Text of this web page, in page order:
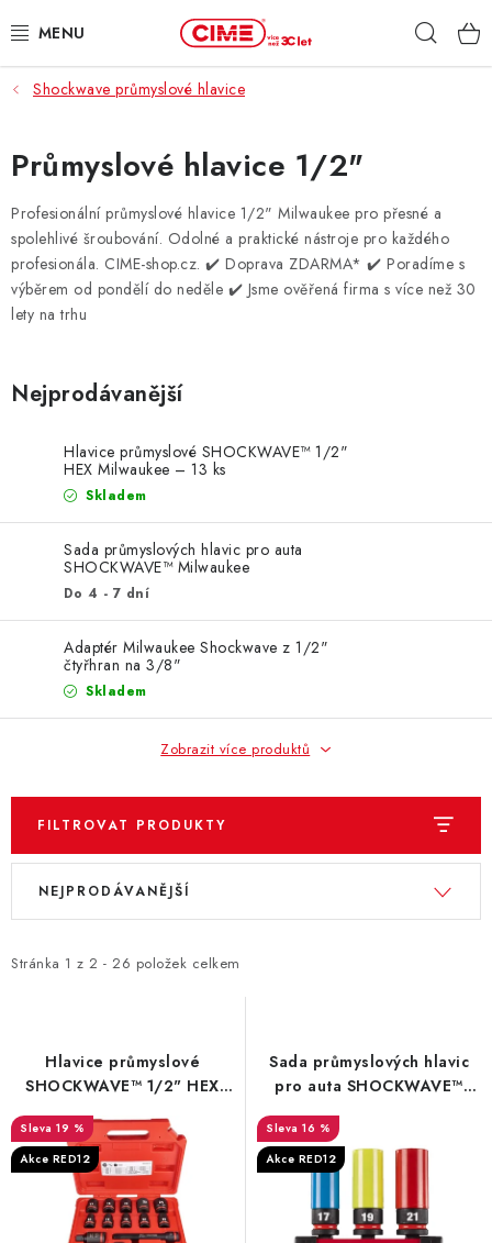
na
ZAHRADA, LES
DÍLNA, STAVBA
MILWAUKEE
ELEKTROMOBILITA
PROFI STROJE
PRODEJNY
ZNAČKY
KONTAKTY
OCHRANA OSOBNÍCH ÚDAJŮ
JAK NAKUPOVAT
ODSTOUPENÍ OD SMLOUVY
DOPRAVA A PLATBA
EXPEDICE ZBOŽÍ
REKLAMACE ZAKOUPENÉHO ZBOŽÍ
Shockwave průmyslové hlavice
Průmyslové hlavice 1/2"
Profesionální průmyslové hlavice 1/2" Milwaukee pro přesné a
spolehlivé šroubování. Odolné a praktické nástroje pro každého
profesionála. CIME-shop.cz. ✔️ Doprava ZDARMA* ✔️ Poradíme s
výběrem od pondělí do neděle ✔️ Jsme ověřená firma s více než 30
lety na trhu
Nejprodávanější
Hlavice průmyslové SHOCKWAVE™ 1/2"
HEX Milwaukee – 13 ks
Skladem
Sada průmyslových hlavic pro auta
SHOCKWAVE™ Milwaukee
Do 4 - 7 dní
Adaptér Milwaukee Shockwave z 1/2"
čtyřhran na 3/8"
Skladem
Zobrazit více produktů
FILTROVAT PRODUKTY
V
i
o
d
u
k
Stránka 1 z 2 - 26 položek celkem
Ř
e
o
d
u
NEJPRODÁVANĚJŠÍ
Hlavice průmyslové
SHOCKWAVE™ 1/2" HEX
Milwaukee – 13 ks
19 %
Akce RED12
Sada průmyslových hlavic
pro auta SHOCKWAVE™
Milwaukee
16 %
Akce RED12